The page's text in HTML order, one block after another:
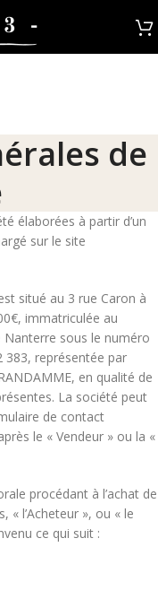
de
élaborées à partir d’un
sur le site
situé au 3 rue Caron à
immatriculée au
Nanterre sous le numéro
383, représentée par
en qualité de
La société peut
de contact
le « Vendeur » ou la «
procédant à l’achat de
« l’Acheteur », ou « le
ce qui suit :